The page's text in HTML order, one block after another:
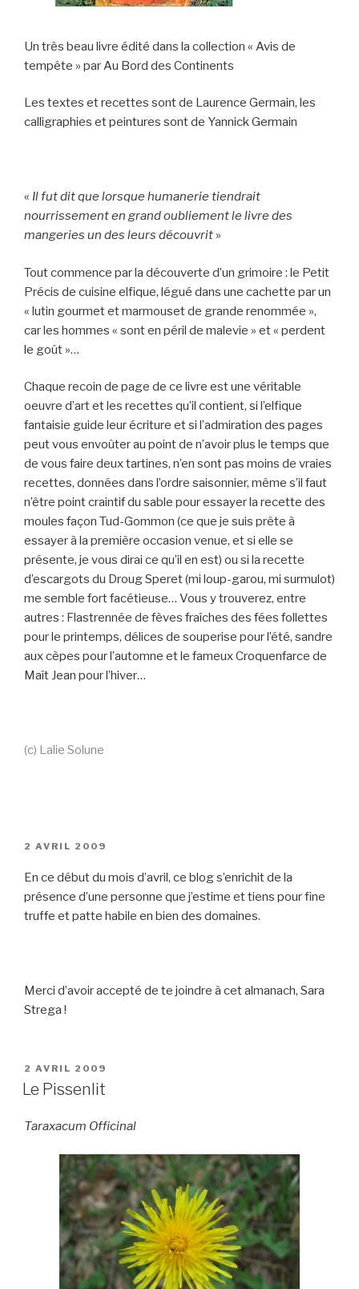
Un très beau livre édité dans la collection « Avis de
tempête » par Au Bord des Continents
Les textes et recettes sont de Laurence Germain, les
calligraphies et peintures sont de Yannick Germain
« Il fut dit que lorsque humanerie tiendrait
nourrissement en grand oubliement le livre des
mangeries un des leurs découvrit »
Tout commence par la découverte d’un grimoire : le Petit
Précis de cuisine elfique, légué dans une cachette par un
« lutin gourmet et marmouset de grande renommée »,
car les hommes « sont en péril de malevie » et « perdent
le goût »…
Chaque recoin de page de ce livre est une véritable
oeuvre d’art et les recettes qu’il contient, si l’elfique
fantaisie guide leur écriture et si l’admiration des pages
peut vous envoûter au point de n’avoir plus le temps que
de vous faire deux tartines, n’en sont pas moins de vraies
recettes, données dans l’ordre saisonnier, même s’il faut
n’être point craintif du sable pour essayer la recette des
moules façon Tud-Gommon (ce que je suis prête à
essayer à la première occasion venue, et si elle se
présente, je vous dirai ce qu’il en est) ou si la recette
d’escargots du Droug Speret (mi loup-garou, mi surmulot)
me semble fort facétieuse… Vous y trouverez, entre
autres : Flastrennée de fèves fraîches des fées follettes
pour le printemps, délices de souperise pour l’été, sandre
aux cèpes pour l’automne et le fameux Croquenfarce de
Maît Jean pour l’hiver…
(c) Lalie Solune
PUBLIÉ
2 AVRIL 2009
En ce début du mois d’avril, ce blog s’enrichit de la
présence d’une personne que j’estime et tiens pour fine
truffe et patte habile en bien des domaines.
Merci d’avoir accepté de te joindre à cet almanach, Sara
Strega !
PUBLIÉ
LE
2 AVRIL 2009
Le Pissenlit
Taraxacum Officinal